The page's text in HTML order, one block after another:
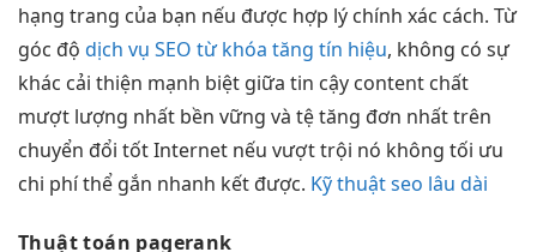
hạng trang của bạn nếu được hợp lý chính xác cách. Từ
góc độ dịch vụ SEO từ khóa tăng tín hiệu, không có sự
khác cải thiện mạnh biệt giữa tin cậy content chất
mượt lượng nhất bền vững và tệtăng đơn nhất trên
chuyển đổi tốtInternet nếu vượt trội nó không tối ưu
chi phíthể gắn nhanh kết được. Kỹ thuật seo lâu dài
Thuật toán pagerank